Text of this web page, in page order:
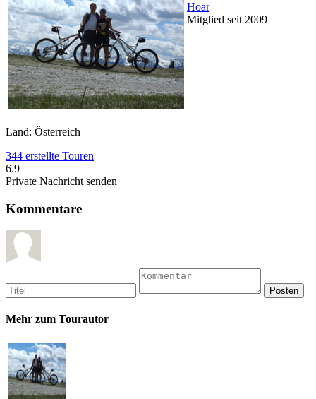
Hoar
Mitglied seit 2009
Land: Österreich
344 erstellte Touren
6.9
Private Nachricht senden
Kommentare
Mehr zum Tourautor